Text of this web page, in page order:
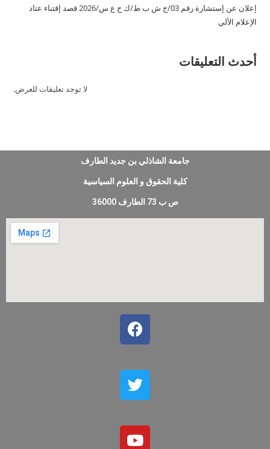
إعلان عن إستشارة رقم 03/ج ش ب ط/ك ح ع س/2026 قصد إقتناء عتاد
الإعلام الألي
أحدث التعليقات
لا توجد تعليقات للعرض.
جامعة الشاذلي بن جديد الطارف
كلية الحقوق و العلوم السياسية
ص ب 73 الطارف 36000